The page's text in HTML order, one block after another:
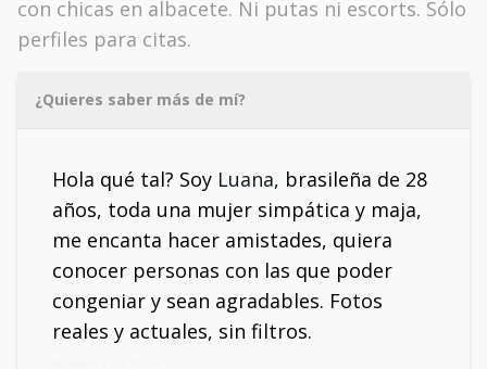
con chicas en albacete. Ni putas ni escorts. Sólo
perfiles para citas.
¿Quieres saber más de mí?
Hola qué tal? Soy Luana, brasileña de 28
años, toda una mujer simpática y maja,
me encanta hacer amistades, quiera
conocer personas con las que poder
congeniar y sean agradables. Fotos
reales y actuales, sin filtros.